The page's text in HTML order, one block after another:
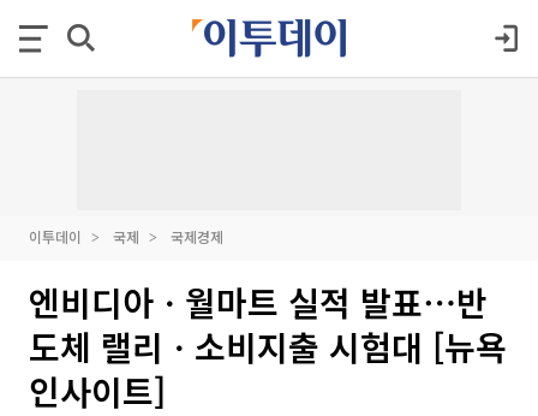
이투데이 국제 국제경제
엔비디아ㆍ월마트 실적 발표⋯반
도체 랠리ㆍ소비지출 시험대 [뉴욕
인사이트]